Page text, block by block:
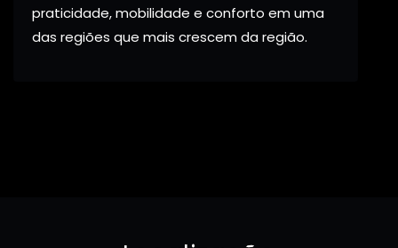
praticidade, mobilidade e conforto em uma
das regiões que mais crescem da região.